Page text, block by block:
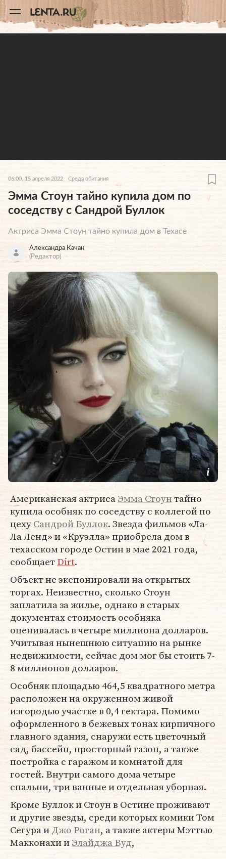
A
11
06:00, 15 апреля 2022 Среда обитания
Эмма Стоун тайно купила дом по
соседству с Сандрой Буллок
Актриса Эмма Стоун тайно купила дом в Техасе
Александра Качан
(Редактор)
Американская актрисаЭмма Стоунтайно
купила особняк по соседству с коллегой по
цехуСандрой Буллок. Звезда фильмов «Ла-
Ла Ленд» и «Круэлла» приобрела дом в
техасском городе Остин в мае 2021 года,
сообщаетDirt.
Объект не экспонировали на открытых
торгах. Неизвестно, сколько Стоун
заплатила за жилье, однако в старых
документах стоимость особняка
оценивалась в четыре миллиона долларов.
Учитывая нынешнюю ситуацию на рынке
недвижимости, сейчас дом мог бы стоить 7-
8 миллионов долларов.
Особняк площадью 464,5 квадратного метра
расположен на окруженном живой
изгородью участке в 0,4 гектара. Помимо
оформленного в бежевых тонах кирпичного
главного здания, снаружи есть цветочный
сад, бассейн, просторный газон, а также
постройка с гаражом и комнатой для
гостей. Внутри самого дома четыре
спальни, три ванные и отдельная уборная.
Кроме Буллок и Стоун в Остине проживают
и другие звезды, среди которых комики Том
Сегура иДжо Роган, а также актеры Мэттью
Макконахи иЭлайджа Вуд,